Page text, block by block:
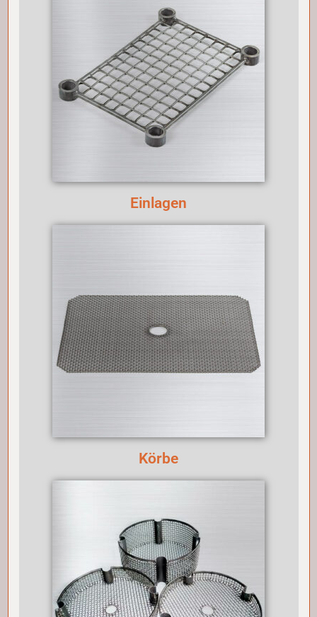
Einlagen
Körbe